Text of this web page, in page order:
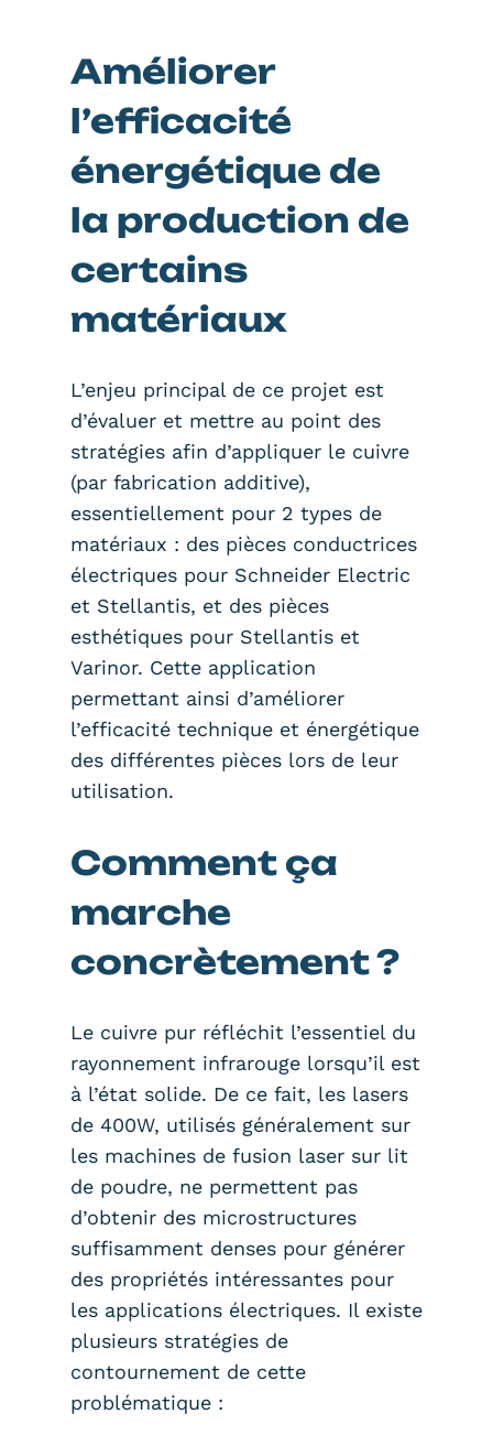
Améliorer
l’efficacité
énergétique de
la production de
certains
matériaux
L’enjeu principal de ce projet est
d’évaluer et mettre au point des
stratégies afin d’appliquer le cuivre
(par fabrication additive),
essentiellement pour 2 types de
matériaux : des pièces conductrices
électriques pour Schneider Electric
et Stellantis, et des pièces
esthétiques pour Stellantis et
Varinor. Cette application
permettant ainsi d’améliorer
l’efficacité technique et énergétique
des différentes pièces lors de leur
utilisation.
Comment ça
marche
concrètement ?
Le cuivre pur réfléchit l’essentiel du
rayonnement infrarouge lorsqu’il est
à l’état solide. De ce fait, les lasers
de 400W, utilisés généralement sur
les machines de fusion laser sur lit
de poudre, ne permettent pas
d’obtenir des microstructures
suffisamment denses pour générer
des propriétés intéressantes pour
les applications électriques. Il existe
plusieurs stratégies de
contournement de cette
problématique :